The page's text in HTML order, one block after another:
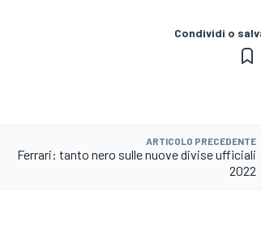
Condividi o
ARTICOLO PRECEDENTE
Ferrari: tanto nero sulle nuove divise ufficiali
2022